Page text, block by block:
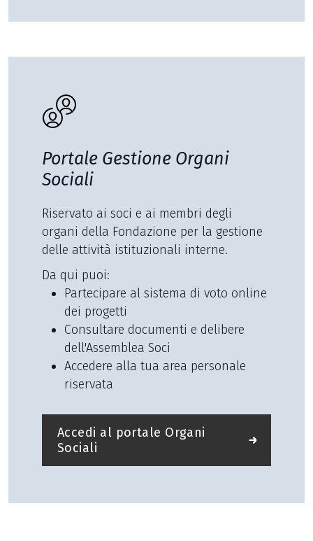
Portale Gestione Organi
Sociali
Riservato ai soci e ai membri degli
organi della Fondazione per la gestione
delle attività istituzionali interne.
Da qui puoi:
Partecipare al sistema di voto online
dei progetti
Consultare documenti e delibere
dell'Assemblea Soci
Accedere alla tua area personale
riservata
Accedi al portale Organi
Sociali